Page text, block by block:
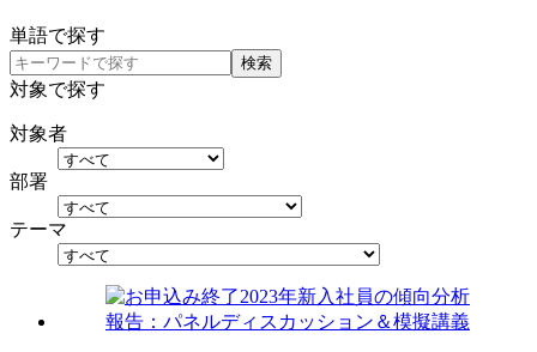
単語で探す
検索
対象で探す
対象者
部署
テーマ